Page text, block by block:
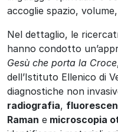
accoglie spazio,
Nel dettaglio, le
hanno condotto
Gesù che porta la Croce
dell’Istituto Ellenico di
diagnostiche non
radiografia,
Raman e microscopia